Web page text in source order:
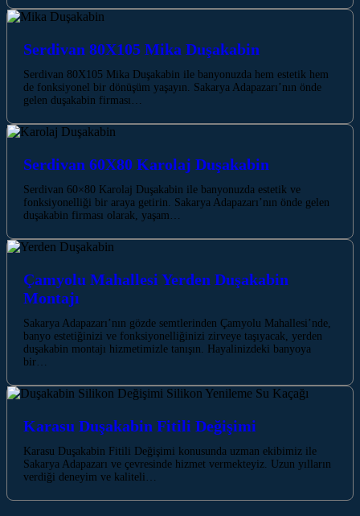
Serdivan 80X105 Mika Duşakabin
Serdivan 80X105 Mika Duşakabin ile banyonuzda hem estetik hem
de fonksiyonel bir dönüşüm yaşayın. Sakarya Adapazarı’nın önde
gelen duşakabin firması…
Serdivan 60X80 Karolaj Duşakabin
Serdivan 60×80 Karolaj Duşakabin ile banyonuzda estetik ve
fonksiyonelliği bir araya getirin. Sakarya Adapazarı’nın önde gelen
duşakabin firması olarak, yaşam…
Çamyolu Mahallesi Yerden Duşakabin
Montajı
Sakarya Adapazarı’nın gözde semtlerinden Çamyolu Mahallesi’nde,
banyo estetiğinizi ve fonksiyonelliğinizi zirveye taşıyacak, yerden
duşakabin montajı hizmetimizle tanışın. Hayalinizdeki banyoya
bir…
Karasu Duşakabin Fitili Değişimi
Karasu Duşakabin Fitili Değişimi konusunda uzman ekibimiz ile
Sakarya Adapazarı ve çevresinde hizmet vermekteyiz. Uzun yılların
verdiği deneyim ve kaliteli…